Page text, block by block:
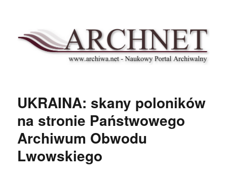
Archnet
UKRAINA: skany poloników
na stronie Państwowego
Archiwum Obwodu
Lwowskiego